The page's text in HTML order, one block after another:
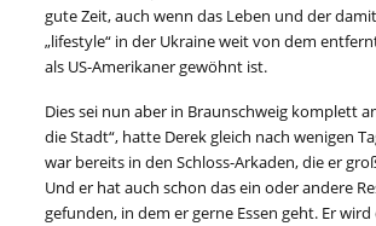
gute Zeit, auch wenn das Leben und der
„lifestyle“ in der Ukraine weit von dem
als US-Amerikaner gewöhnt ist.
Dies sei nun aber in Braunschweig komplett
die Stadt“, hatte Derek gleich nach wenigen
war bereits in den Schloss-Arkaden, die er
Und er hat auch schon das ein oder andere
gefunden, in dem er gerne Essen geht. Er